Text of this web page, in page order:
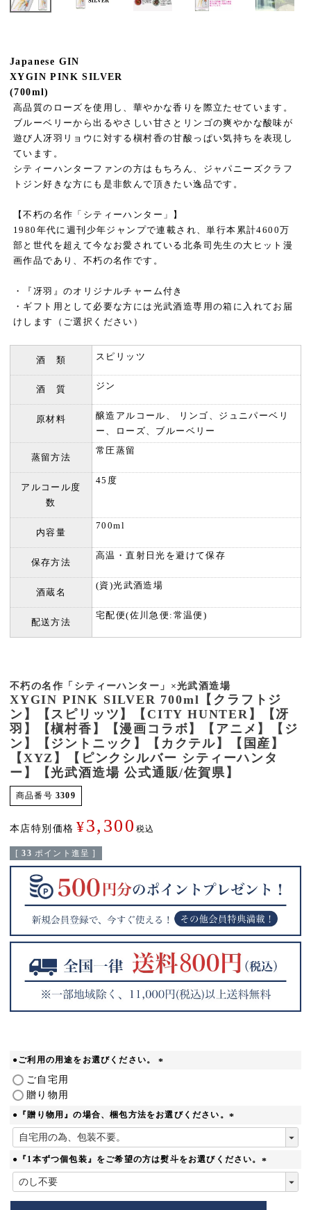
Japanese GIN
XYGIN PINK SILVER
(700ml)
高品質のローズを使用し、華やかな香りを際立たせています。
ブルーベリーから出るやさしい甘さとリンゴの爽やかな酸味が
遊び人冴羽リョウに対する槇村香の甘酸っぱい気持ちを表現し
ています。
シティーハンターファンの方はもちろん、ジャパニーズクラフ
トジン好きな方にも是非飲んで頂きたい逸品です。
【不朽の名作「シティーハンター」】
1980年代に週刊少年ジャンプで連載され、単行本累計4600万
部と世代を超えて今なお愛されている北条司先生の大ヒット漫
画作品であり、不朽の名作です。
・『冴羽』のオリジナルチャーム付き
・ギフト用として必要な方には光武酒造専用の箱に入れてお届
けします（ご選択ください）
酒 類 スピリッツ
酒 質 ジン
原材料
醸造アルコール、 リンゴ、ジュニパーベリ
ー、ローズ、ブルーベリー
蒸留方法
常圧蒸留
アルコール度
数
45度
内容量
700ml
保存方法
高温・直射日光を避けて保存
酒蔵名
(資)光武酒造場
配送方法
宅配便(佐川急便:常温便)
不朽の名作「シティーハンター」×光武酒造場
XYGIN PINK SILVER 700ml【クラフトジ
ン】【スピリッツ】【CITY HUNTER】【冴
羽】【槇村香】【漫画コラボ】【アニメ】【ジ
ン】【ジントニック】【カクテル】【国産】
【XYZ】【ピンクシルバー シティーハンタ
ー】【光武酒造場 公式通販/佐賀県】
商品番号 3309
本店特別価格 ¥3,300 税込
[ 33 ポイント進呈 ]
●ご利用の用途をお選びください。
)
ご自宅用
贈り物用
●『贈り物用』の場合、梱包方法をお選びください。
必
須
)
●『1本ずつ個包装』をご希望の方は熨斗をお選びください。
必
須